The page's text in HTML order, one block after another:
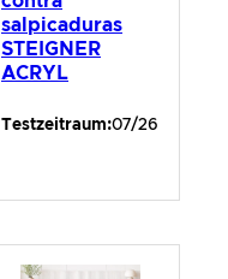
salpicaduras
STEIGNER
ACRYL
Testzeitraum:07/26